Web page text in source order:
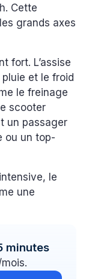
Cette
grands axes
fort. L’assise
et le froid
le freinage
scooter
un passager
ou un top-
le
une
minutes